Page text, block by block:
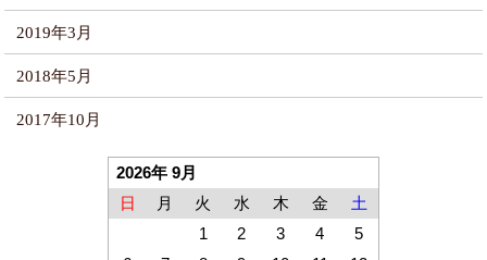
2019年3月
2018年5月
2017年10月
2026年 9月
日
月 火 水 木 金
土
1
2 3 4
5